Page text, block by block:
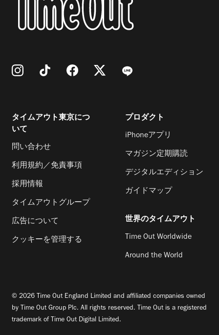
タイムアウト東京につ
いて
問い合わせ
利用規約／免責事項
採用情報
タイムアウトグループ
広告について
クッキーを管理する
プロダクト
iPhoneアプリ
マガジン定期購読
デジタルエディション
ガイドマップ
世界のタイムアウト
Time Out Worldwide
Around the World
© 2026 Time Out England Limited and affiliated companies owned
by Time Out Group Plc. All rights reserved. Time Out is a registered
trademark of Time Out Digital Limited.